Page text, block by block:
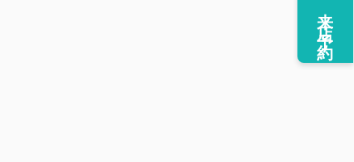
来店予約